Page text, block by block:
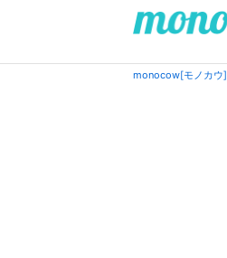
monocow[モノカウ]